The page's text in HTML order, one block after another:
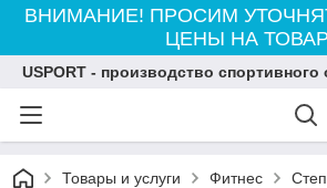
ВНИМАНИЕ! ПРОСИМ
ЦЕНЫ НА
USPORT - производство
Товары и услуги Фитнес